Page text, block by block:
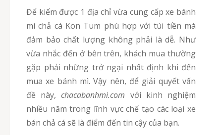
Để kiếm được 1 địa chỉ vừa cung cấp xe bánh
mì chả cá Kon Tum phù hợp với túi tiền mà
đảm bảo chất lượng không phải là dễ. Như
vừa nhắc đến ở bên trên, khách mua thường
gặp phải những trở ngại nhất định khi đến
mua xe bánh mì. Vậy nên, để giải quyết vấn
đề này,chacabanhmi.com với kinh nghiệm
nhiều năm trong lĩnh vực chế tạo các loại xe
bán chả cá sẽ là điểm đến tin cậy của bạn.